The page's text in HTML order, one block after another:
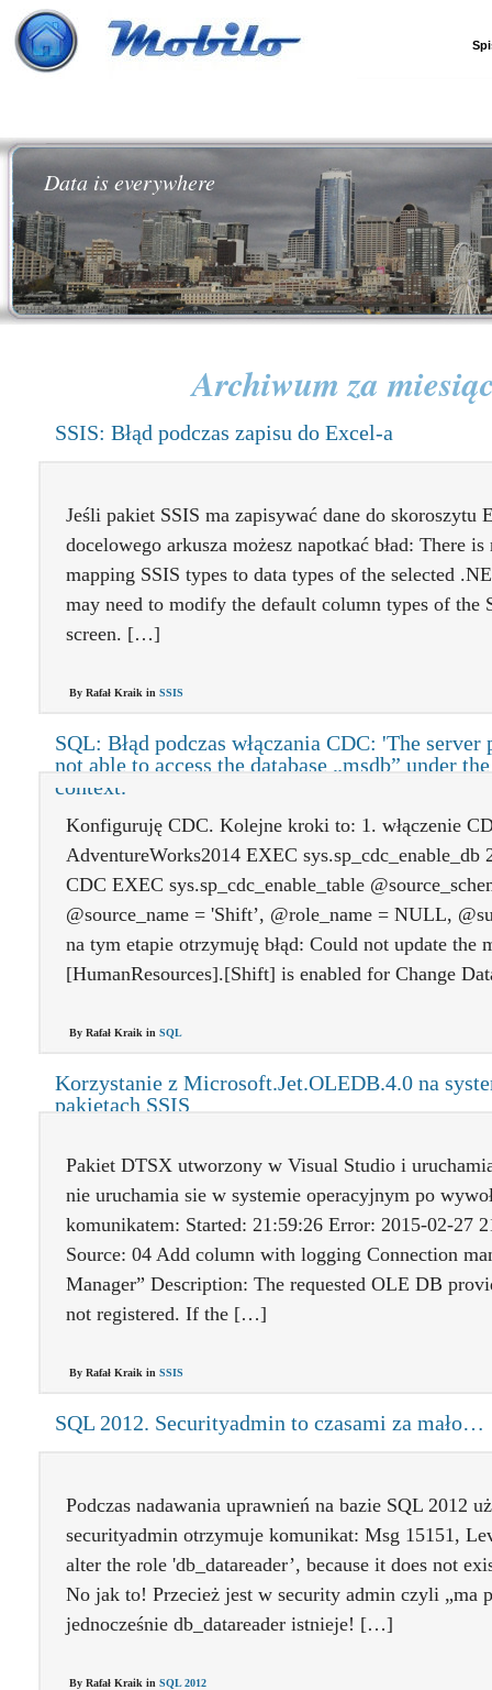
Data is everywhere
Archiwum za
SSIS: Błąd podczas zapisu do Excel-a
Jeśli pakiet SSIS ma zapisywać dane do skoroszytu
docelowego arkusza możesz napotkać bład: There
mapping SSIS types to data types of the selected
may need to modify the default column types of the
screen. […]
By Rafał Kraik in SSIS
SQL: Błąd podczas włączania CDC: 'The
not able to access the database „msdb” under
context.
Konfiguruję CDC. Kolejne kroki to: 1. włączenie
AdventureWorks2014 EXEC
CDC EXEC sys.sp_cdc_enable_table
@source_name = 'Shift’, @role_name = NULL,
na tym etapie otrzymuję błąd: Could not update the
[HumanResources].[Shift] is enabled for Change
By Rafał Kraik in SQL
Korzystanie z Microsoft.Jet.OLEDB.4.0 na
pakietach SSIS
Pakiet DTSX utworzony w Visual Studio i
nie uruchamia sie w systemie operacyjnym po
komunikatem: Started: 21:59:26 Error: 2015-02-27
Source: 04 Add column with logging Connection
Manager” Description: The requested OLE DB
not registered. If the […]
By Rafał Kraik in SSIS
SQL 2012. Securityadmin to czasami za mało…
Podczas nadawania uprawnień na bazie SQL 2012
securityadmin otrzymuje komunikat: Msg 15151,
alter the role 'db_datareader’, because it does not
No jak to! Przecież jest w security admin czyli „ma
jednocześnie db_datareader istnieje! […]
By Rafał Kraik in SQL 2012